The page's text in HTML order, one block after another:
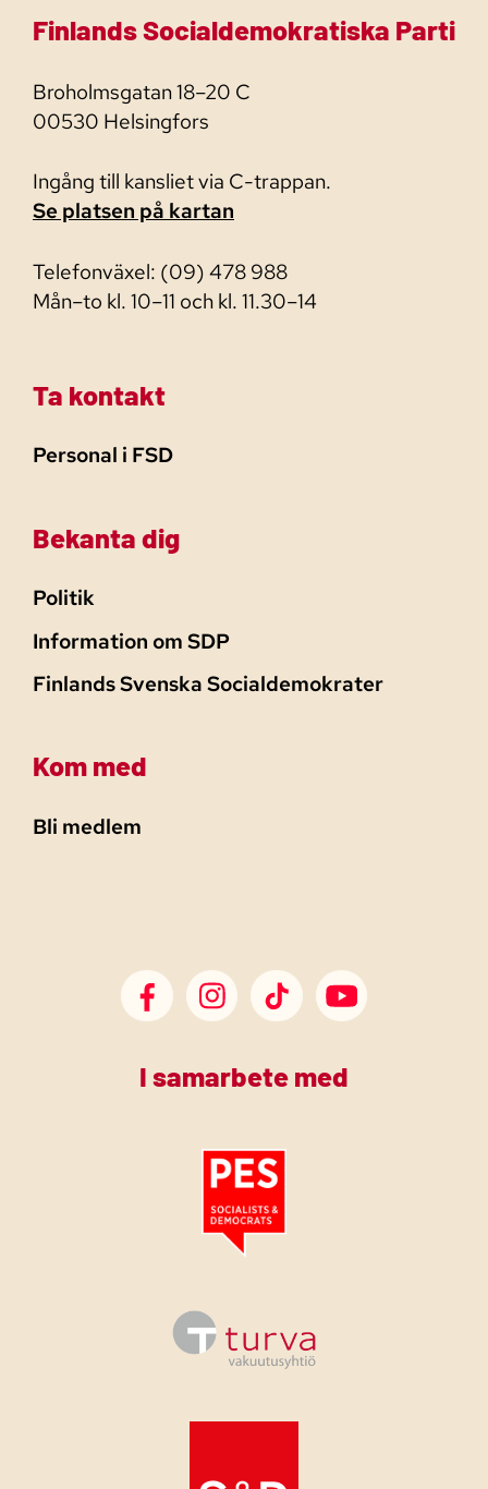
Finlands Socialdemokratiska Parti
Broholmsgatan 18–20 C
00530 Helsingfors
Ingång till kansliet via C-trappan.
Se platsen på kartan
Telefonväxel: (09) 478 988
Mån–to kl. 10–11 och kl. 11.30–14
Ta kontakt
Personal i FSD
Bekanta dig
Politik
Information om SDP
Finlands Svenska Socialdemokrater
Kom med
Bli medlem
SDP Facebook
SDP Instagram
SDP TikTokSDP Youtube
I samarbete med